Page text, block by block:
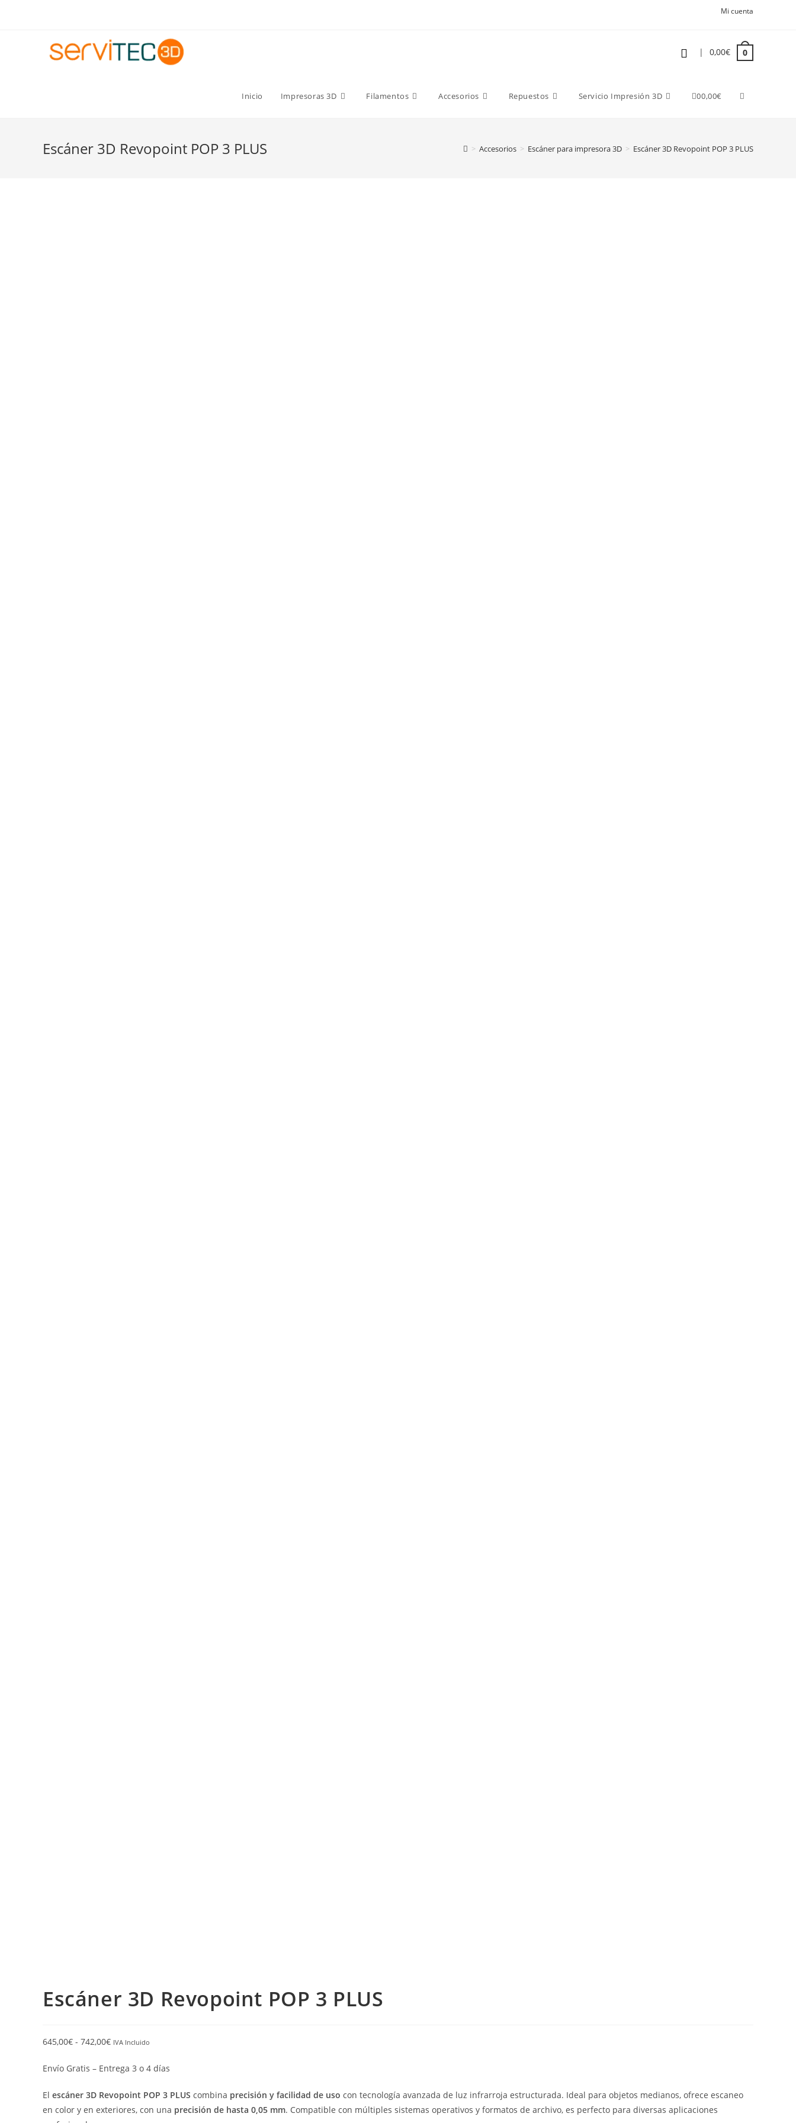
Mi cuenta
| 0,00€ 0
Inicio Impresoras 3D Filamentos Accesorios Repuestos Servicio Impresión 3D 00,00€
Escáner 3D Revopoint POP 3 PLUS > Accesorios > Escáner para impresora 3D > Escáner 3D Revopoint POP 3 PLUS
Escáner 3D Revopoint POP 3 PLUS
645,00€ - 742,00€ IVA Incluido
Envío Gratis – Entrega 3 o 4 días
El escáner 3D Revopoint POP 3 PLUS combina precisión y facilidad de uso con tecnología avanzada de luz infrarroja estructurada. Ideal para objetos medianos, ofrece escaneo
en color y en exteriores, con una precisión de hasta 0,05 mm. Compatible con múltiples sistemas operativos y formatos de archivo, es perfecto para diversas aplicaciones